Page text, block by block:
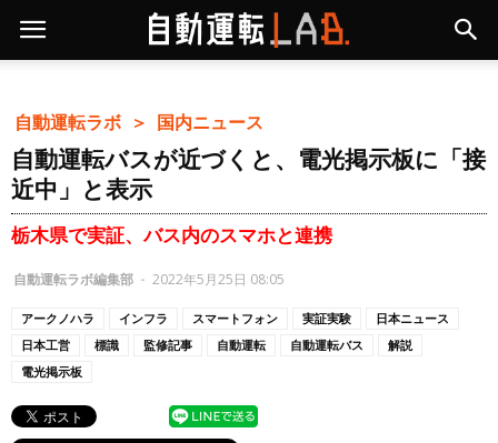
自動運転ラボ ＞ 国内ニュース
自動運転バスが近づくと、電光掲示板に「接
近中」と表示
栃木県で実証、バス内のスマホと連携
自動運転ラボ編集部 - 2022年5月25日 08:05
アークノハラ インフラ スマートフォン 実証実験
日本ニュース
日本工営
標識 監修記事 自動運転 自動運転バス
解説
電光掲示板